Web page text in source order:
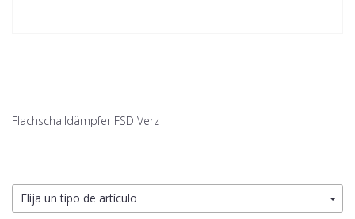
Flachschalldämpfer FSD Verz
Elija un tipo de artículo